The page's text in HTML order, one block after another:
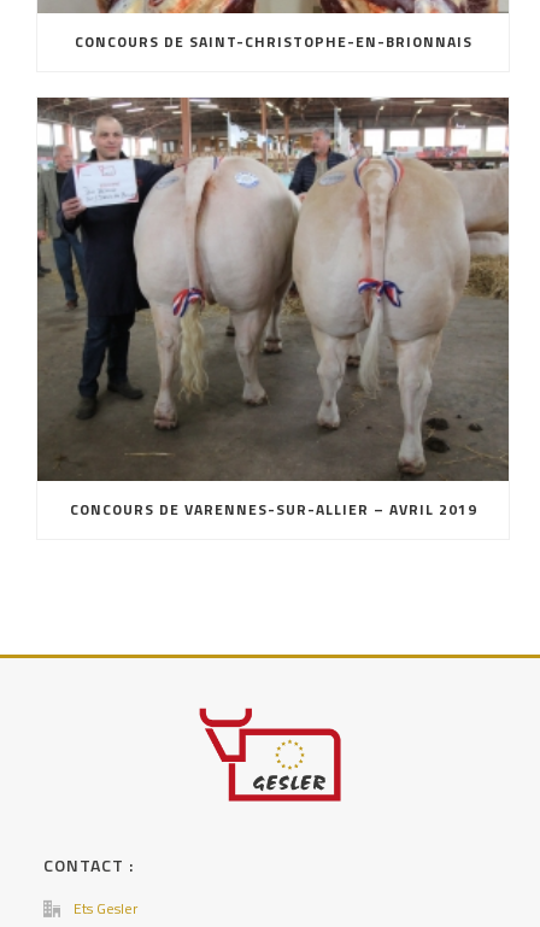
CONCOURS DE SAINT-CHRISTOPHE-EN-BRIONNAIS
CONCOURS DE VARENNES-SUR-ALLIER – AVRIL 2019
CONTACT :
Ets Gesler